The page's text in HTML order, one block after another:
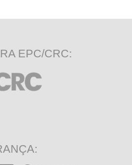
EPC/CRC: